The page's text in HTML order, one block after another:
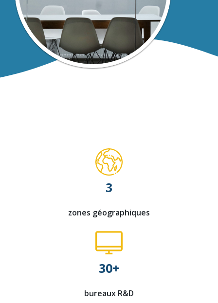
3
zones géographiques
30+
bureaux R&D